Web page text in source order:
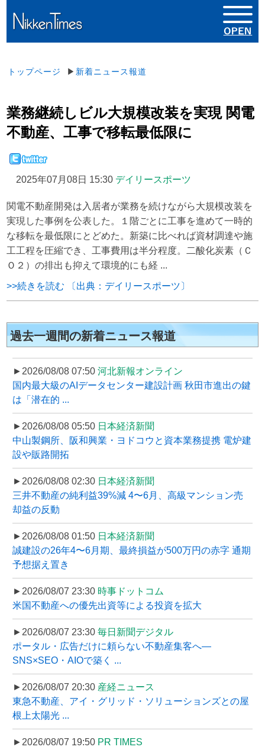
トップページ ▶ 新着ニュース報道
業務継続しビル大規模改装を実現 関電
不動産、工事で移転最低限に
2025年07月08日 15:30 デイリースポーツ
関電不動産開発は入居者が業務を続けながら大規模改装を
実現した事例を公表した。１階ごとに工事を進めて一時的
な移転を最低限にとどめた。新築に比べれば資材調達や施
工工程を圧縮でき、工事費用は半分程度。二酸化炭素（Ｃ
Ｏ２）の排出も抑えて環境的にも経 ...
>>続きを読む 〔出典：デイリースポーツ〕
過去一週間の新着ニュース報道
►2026/08/08 07:50 河北新報オンライン
国内最大級のAIデータセンター建設計画 秋田市進出の鍵
は「潜在的 ...
►2026/08/08 05:50 日本経済新聞
中山製鋼所、阪和興業・ヨドコウと資本業務提携 電炉建
設や販路開拓
►2026/08/08 02:30 日本経済新聞
三井不動産の純利益39%減 4〜6月、高級マンション売
却益の反動
►2026/08/08 01:50 日本経済新聞
誠建設の26年4〜6月期、最終損益が500万円の赤字 通期
予想据え置き
►2026/08/07 23:30 時事ドットコム
米国不動産への優先出資等による投資を拡大
►2026/08/07 23:30 毎日新聞デジタル
ポータル・広告だけに頼らない不動産集客へ―
SNS×SEO・AIOで築く ...
►2026/08/07 20:30 産経ニュース
東急不動産、アイ・グリッド・ソリューションズとの屋
根上太陽光 ...
►2026/08/07 19:50 PR TIMES